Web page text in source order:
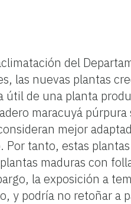
del
las nuevas plantas
de una planta
maracuyá púrpura
mejor
Por tanto, estas
maduras con
la exposición a
y podría no retoñar a